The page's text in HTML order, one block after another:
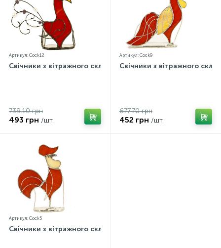
Артикул: Cock12
Свічники з вітражного скла
739.10 грн
493 грн /шт.
Артикул: Cock9
Свічники з вітражного скла
677.70 грн
452 грн /шт.
Артикул: Cock5
Свічники з вітражного скла